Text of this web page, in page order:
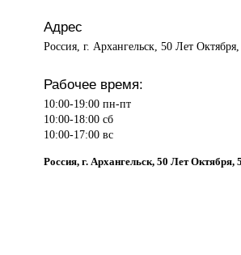
Адрес
Россия, г. Архангельск, 50 Лет
Рабочее время:
10:00-19:00 пн-пт
10:00-18:00 сб
10:00-17:00 вс
Россия, г. Архангельск, 50 Лет Октября,